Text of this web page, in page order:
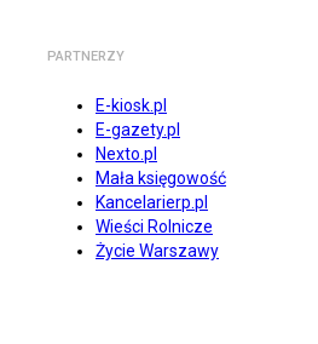
PARTNERZY
E-kiosk.pl
E-gazety.pl
Nexto.pl
Mała księgowość
Kancelarierp.pl
Wieści Rolnicze
Życie Warszawy